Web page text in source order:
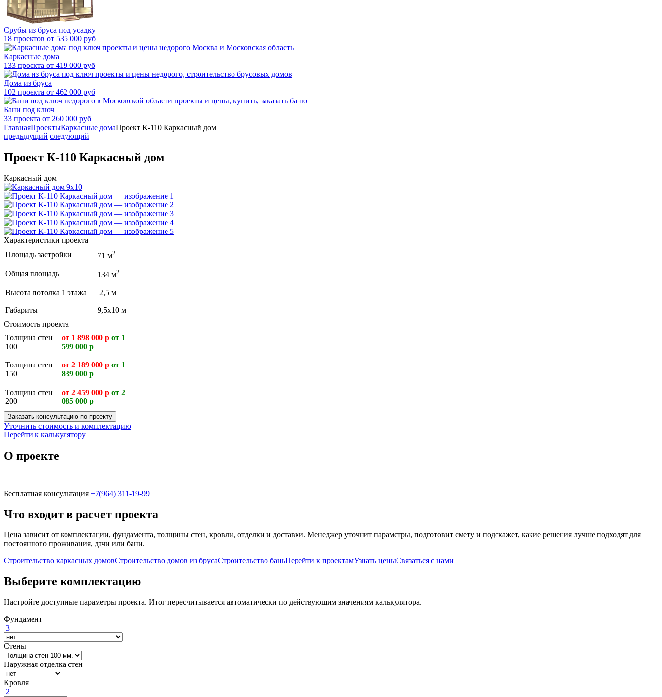
Срубы из бруса под усадку
18 проектов от 535 000 руб
Каркасные дома
133 проекта от 419 000 руб
Дома из бруса
102 проекта от 462 000 руб
Бани под ключ
33 проекта от 260 000 руб
ГлавнаяПроектыКаркасные домаПроект К-110 Каркасный дом
предыдущий следующий
Проект К-110 Каркасный дом
Каркасный дом
Характеристики проекта
Площадь застройки
71 м2
Общая площадь 134 м2
Высота потолка 1 этажа 2,5 м
Габариты
9,5х10 м
Стоимость проекта
Толщина стен
100
от 1 898 000 р от 1
599 000 р
Толщина стен
150
от 2 189 000 р от 1
839 000 р
Толщина стен
200
от 2 459 000 р от 2
085 000 р
Заказать консультацию по проекту
Уточнить стоимость и комплектацию
Перейти к калькулятору
О проекте
Бесплатная консультация +7(964) 311-19-99
Что входит в расчет проекта
Цена зависит от комплектации, фундамента, толщины стен, кровли, отделки и доставки. Менеджер уточнит параметры, подготовит смету и подскажет, какие решения лучше подходят для
постоянного проживания, дачи или бани.
Строительство каркасных домовСтроительство домов из брусаСтроительство баньПерейти к проектамУзнать ценыСвязаться с нами
Выберите комплектацию
Настройте доступные параметры проекта. Итог пересчитывается автоматически по действующим значениям калькулятора.
Фундамент
3
Стены
Наружная отделка стен
Кровля
2